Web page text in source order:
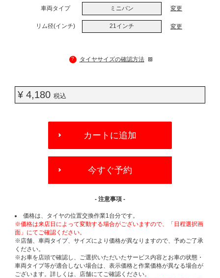
車両タイプ ミニバン 変更
リム径(インチ) 21インチ 変更
? タイヤサイズの確認方法
¥ 4,180 税込
OPTIONS
カートに追加
今すぐ予約
- 注意事項 -
価格は、タイヤの位置交換作業1台分です。
※価格は来店日によって変動する場合がございますので、「日程選択画
面」にてご確認ください。
※店舗、車両タイプ、サイズにより価格が異なりますので、予めご了承
ください。
※お車を店頭で確認し、ご選択いただいたサービス内容とお車の状態・
車両タイプ等が適合しない場合は、表示価格と作業価格が異なる場合が
ございます。詳しくは、店舗にてご確認ください。